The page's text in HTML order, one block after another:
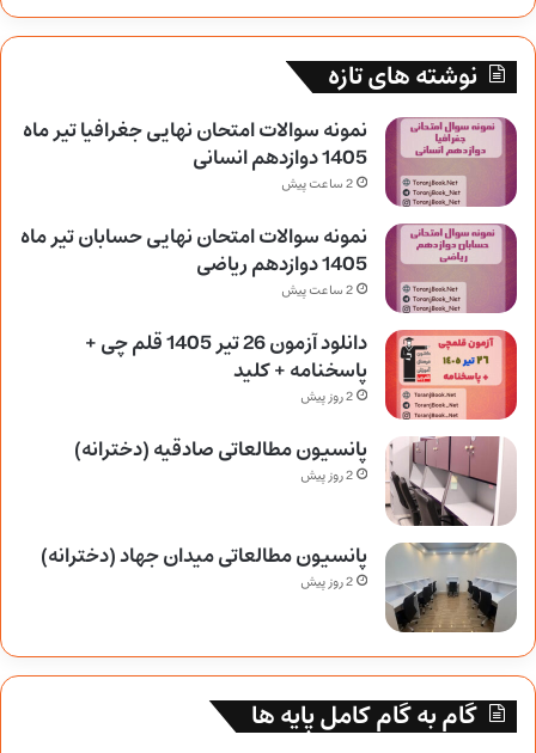
نوشته های تازه
نمونه سوالات امتحان نهایی جغرافیا تیر ماه
1405 دوازدهم انسانی
2 ساعت پیش
نمونه سوالات امتحان نهایی حسابان تیر ماه
1405 دوازدهم ریاضی
2 ساعت پیش
دانلود آزمون 26 تیر 1405 قلم چی +
پاسخنامه + کلید
2 روز پیش
پانسیون مطالعاتی صادقیه (دخترانه)
2 روز پیش
پانسیون مطالعاتی میدان جهاد (دخترانه)
2 روز پیش
گام به گام کامل پایه ها